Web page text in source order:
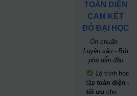
TOÀN DIỆN
CAM KẾT
ĐỖ ĐẠI HỌC
Ôn chuẩn -
Luyện sâu - Bứt
phá dẫn đầu
Lộ trình học
tậptoàn diện -
tối ưu cho